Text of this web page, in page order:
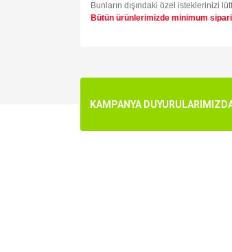
Bunların dışındaki özel isteklerinizi
Bütün ürünlerimizde minimum
Ürün resmi kalitesiz, bozuk
KAMPANYA